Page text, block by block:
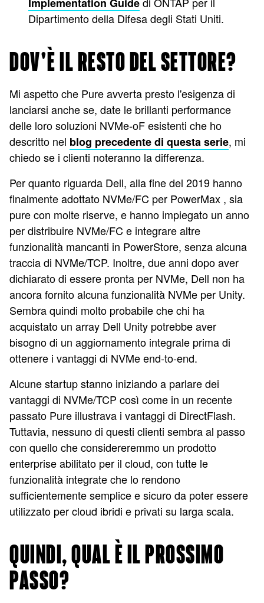
Dipartimento della Difesa degli Stati Uniti.
DOV'È IL RESTO DEL SETTORE?
Mi aspetto che Pure avverta presto l'esigenza di
lanciarsi anche se, date le brillanti performance
delle loro soluzioni NVMe-oF esistenti che ho
descritto nel blog precedente di questa serie, mi
chiedo se i clienti noteranno la differenza.
Per quanto riguarda Dell, alla fine del 2019 hanno
finalmente adottato NVMe/FC per PowerMax , sia
pure con molte riserve, e hanno impiegato un anno
per distribuire NVMe/FC e integrare altre
funzionalità mancanti in PowerStore, senza alcuna
traccia di NVMe/TCP. Inoltre, due anni dopo aver
dichiarato di essere pronta per NVMe, Dell non ha
ancora fornito alcuna funzionalità NVMe per Unity.
Sembra quindi molto probabile che chi ha
acquistato un array Dell Unity potrebbe aver
bisogno di un aggiornamento integrale prima di
ottenere i vantaggi di NVMe end-to-end.
Alcune startup stanno iniziando a parlare dei
vantaggi di NVMe/TCP così come in un recente
passato Pure illustrava i vantaggi di DirectFlash.
Tuttavia, nessuno di questi clienti sembra al passo
con quello che considereremmo un prodotto
enterprise abilitato per il cloud, con tutte le
funzionalità integrate che lo rendono
sufficientemente semplice e sicuro da poter essere
utilizzato per cloud ibridi e privati su larga scala.
QUINDI, QUAL È IL PROSSIMO
PASSO?